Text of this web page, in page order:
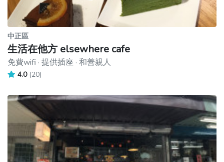
中正區
生活在他方 elsewhere cafe
免費wifi · 提供插座 · 和善親人
4.0 (20)